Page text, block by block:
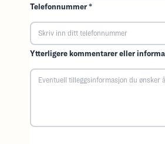
Telefonnummer *
Ytterligere kommentarer eller